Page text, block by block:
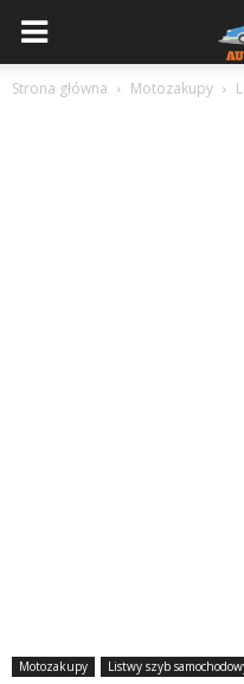
Strona główna Motozakupy
Motozakupy Listwy szyb